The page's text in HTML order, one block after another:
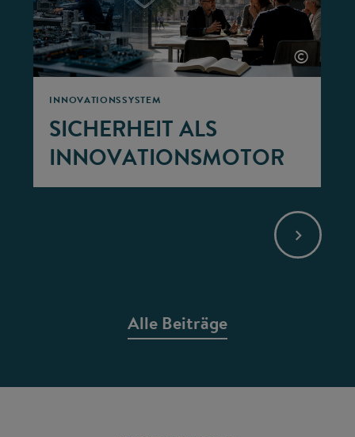
INNOVATIONSSYSTEM
SICHERHEIT ALS
INNOVATIONSMOTOR
©
Alle Beiträge